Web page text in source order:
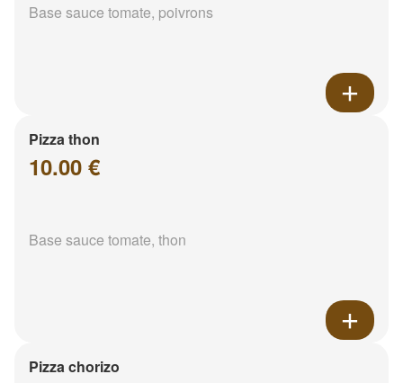
Base sauce tomate, poivrons
Pizza thon
10.00 €
Base sauce tomate, thon
Pizza chorizo